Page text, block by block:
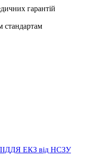
гарантій
стандартам
ЕКЗ від НСЗУ